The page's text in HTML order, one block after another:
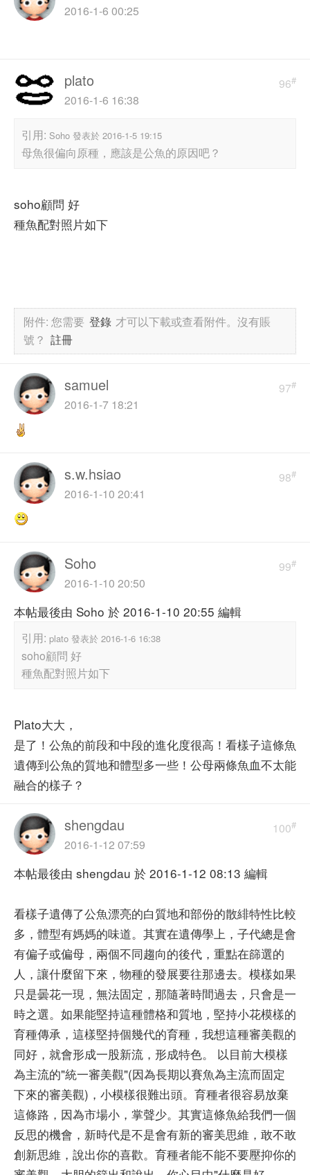
2016-1-6 00:25
96#
plato
2016-1-6 16:38
引用: Soho 發表於 2016-1-5 19:15
母魚很偏向原種，應該是公魚的原因吧？
soho顧問 好
種魚配對照片如下
附件:您需要 登錄 才可以下載或查看附件。沒有賬
號？ 註冊
97#
samuel
2016-1-7 18:21
98#
s.w.hsiao
2016-1-10 20:41
99#
Soho
2016-1-10 20:50
本帖最後由 Soho 於 2016-1-10 20:55 編輯
引用: plato 發表於 2016-1-6 16:38
soho顧問 好
種魚配對照片如下
Plato大大，
是了！公魚的前段和中段的進化度很高！看樣子這條魚
遺傳到公魚的質地和體型多一些！公母兩條魚血不太能
融合的樣子？
100#
shengdau
2016-1-12 07:59
本帖最後由 shengdau 於 2016-1-12 08:13 編輯
看樣子遺傳了公魚漂亮的白質地和部份的散緋特性比較
多，體型有媽媽的味道。其實在遺傳學上，子代總是會
有偏子或偏母，兩個不同趨向的後代，重點在篩選的
人，讓什麼留下來，物種的發展要往那邊去。模樣如果
只是曇花一現，無法固定，那隨著時間過去，只會是一
時之選。如果能堅持這種體格和質地，堅持小花模樣的
育種傳承，這樣堅持個幾代的育種，我想這種審美觀的
同好，就會形成一股新流，形成特色。 以目前大模樣
為主流的"統一審美觀"(因為長期以賽魚為主流而固定
下來的審美觀)，小模樣很難出頭。育種者很容易放棄
這條路，因為市場小，掌聲少。其實這條魚給我們一個
反思的機會，新時代是不是會有新的審美思維，敢不敢
創新思維，說出你的喜歡。育種者能不能不要壓抑你的